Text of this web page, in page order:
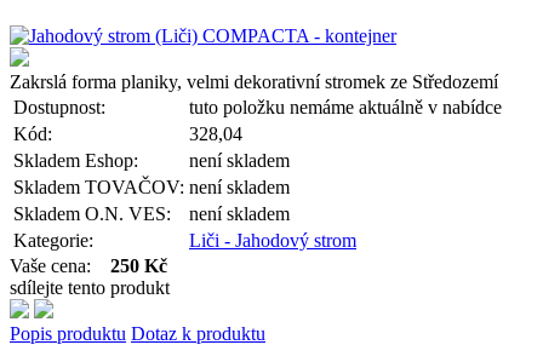
Zakrslá forma planiky, velmi dekorativní stromek ze Středozemí
Dostupnost:
tuto položku nemáme aktuálně v nabídce
Kód:
328,04
Skladem Eshop:
není skladem
Skladem TOVAČOV: není skladem
Skladem O.N. VES:
není skladem
Kategorie:
Liči - Jahodový strom
Vaše cena: 250 Kč
sdílejte tento produkt
Popis produktu Dotaz k produktu